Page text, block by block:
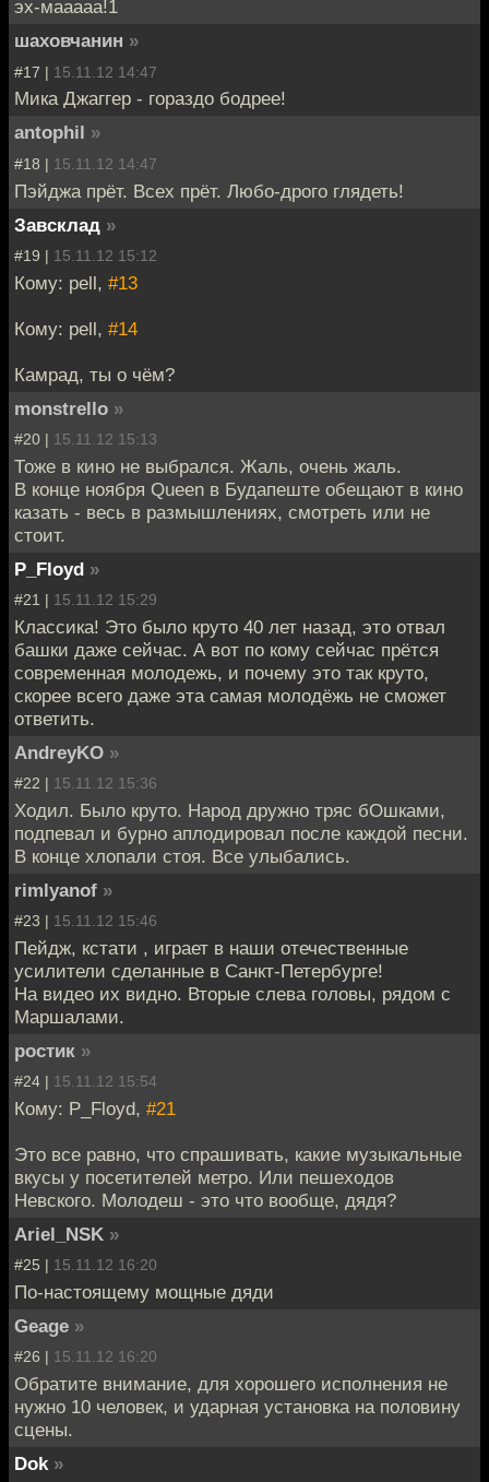
эх-мааааа!1
шаховчанин »
#17 | 15.11.12 14:47
Мика Джаггер - гораздо бодрее!
antophil »
#18 | 15.11.12 14:47
Пэйджа прёт. Всех прёт. Любо-дрого глядеть!
Завсклад »
#19 | 15.11.12 15:12
Кому: pell, #13
Кому: pell, #14
Камрад, ты о чём?
monstrello »
#20 | 15.11.12 15:13
Тоже в кино не выбрался. Жаль, очень жаль.
В конце ноября Queen в Будапеште обещают в кино
казать - весь в размышлениях, смотреть или не
стоит.
P_Floyd »
#21 | 15.11.12 15:29
Классика! Это было круто 40 лет назад, это отвал
башки даже сейчас. А вот по кому сейчас прётся
современная молодежь, и почему это так круто,
скорее всего даже эта самая молодёжь не сможет
ответить.
AndreyKO »
#22 | 15.11.12 15:36
Ходил. Было круто. Народ дружно тряс бОшками,
подпевал и бурно аплодировал после каждой песни.
В конце хлопали стоя. Все улыбались.
rimlyanof »
#23 | 15.11.12 15:46
Пейдж, кстати , играет в наши отечественные
усилители сделанные в Санкт-Петербурге!
На видео их видно. Вторые слева головы, рядом с
Маршалами.
ростик »
#24 | 15.11.12 15:54
Кому: P_Floyd, #21
Это все равно, что спрашивать, какие музыкальные
вкусы у посетителей метро. Или пешеходов
Невского. Молодеш - это что вообще, дядя?
Ariel_NSK »
#25 | 15.11.12 16:20
По-настоящему мощные дяди
Geage »
#26 | 15.11.12 16:20
Обратите внимание, для хорошего исполнения не
нужно 10 человек, и ударная установка на половину
сцены.
Dok »